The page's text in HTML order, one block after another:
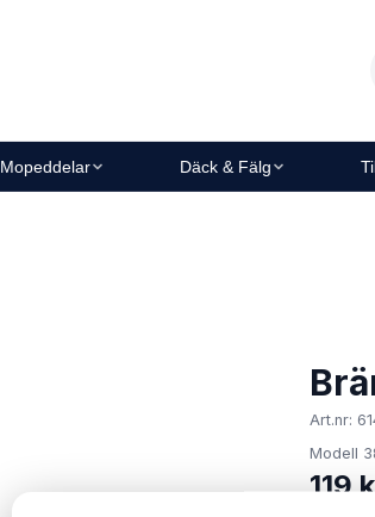
Mopeddelar Däck & Fälg
Art.nr:
Modell
119